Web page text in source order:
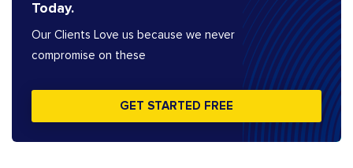
Today.
Our Clients Love us because we never
compromise on these
GET STARTED FREE